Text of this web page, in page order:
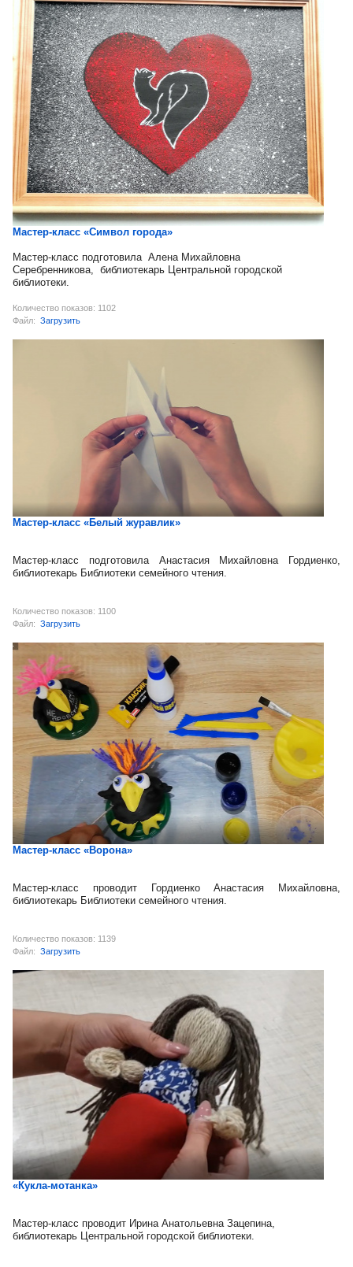
Мастер-класс «Символ города»
Мастер-класс подготовила Алена Михайловна
Серебренникова, библиотекарь Центральной городской
библиотеки.
Количество показов: 1102
Файл: Загрузить
Мастер-класс «Белый журавлик»
Мастер-класс подготовила Анастасия Михайловна Гордиенко,
библиотекарь Библиотеки семейного чтения.
Количество показов: 1100
Файл: Загрузить
Мастер-класс «Ворона»
Мастер-класс проводит Гордиенко Анастасия Михайловна,
библиотекарь Библиотеки семейного чтения.
Количество показов: 1139
Файл: Загрузить
«Кукла-мотанка»
Мастер-класс проводит Ирина Анатольевна Зацепина,
библиотекарь Центральной городской библиотеки.